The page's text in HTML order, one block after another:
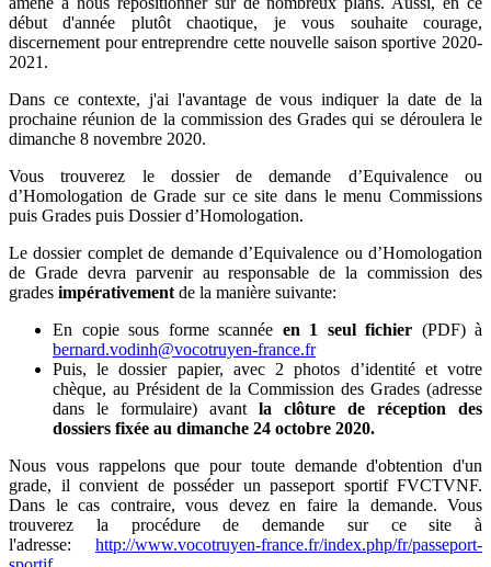
début d'année plutôt chaotique, je vous souhaite courage,
discernement pour entreprendre cette nouvelle saison sportive 2020-
2021.
Dans ce contexte, j'ai l'avantage de vous indiquer la date de la
prochaine réunion de la commission des Grades qui se déroulera le
dimanche 8 novembre 2020.
Vous trouverez le dossier de demande d’Equivalence ou
d’Homologation de Grade sur ce site dans le menu Commissions
puis Grades puis Dossier d’Homologation.
Le dossier complet de demande d’Equivalence ou d’Homologation
de Grade devra parvenir au responsable de la commission des
grades impérativement de la manière suivante:
En copie sous forme scannée en 1 seul fichier (PDF) à
bernard.vodinh@vocotruyen-france.fr
Puis, le dossier papier, avec 2 photos d’identité et votre
chèque, au Président de la Commission des Grades (adresse
dans le formulaire) avant la clôture de réception des
dossiers fixée au dimanche 24 octobre 2020.
Nous vous rappelons que pour toute demande d'obtention d'un
grade, il convient de posséder un passeport sportif FVCTVNF.
Dans le cas contraire, vous devez en faire la demande. Vous
trouverez la procédure de demande sur ce site à
l'adresse: http://www.vocotruyen-france.fr/index.php/fr/passeport-